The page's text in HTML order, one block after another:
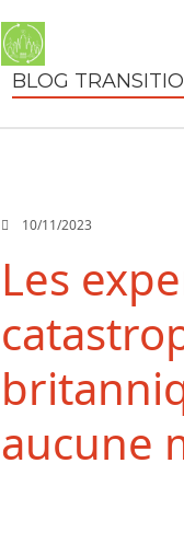
BLOG
10/11/2023
Les
aucune